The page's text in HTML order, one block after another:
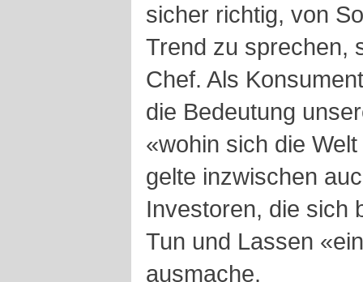
sicher richtig, von
Trend zu sprechen,
Chef. Als
die Bedeutung
«wohin sich die
gelte inzwischen
Investoren, die sich
Tun und Lassen
ausmache.